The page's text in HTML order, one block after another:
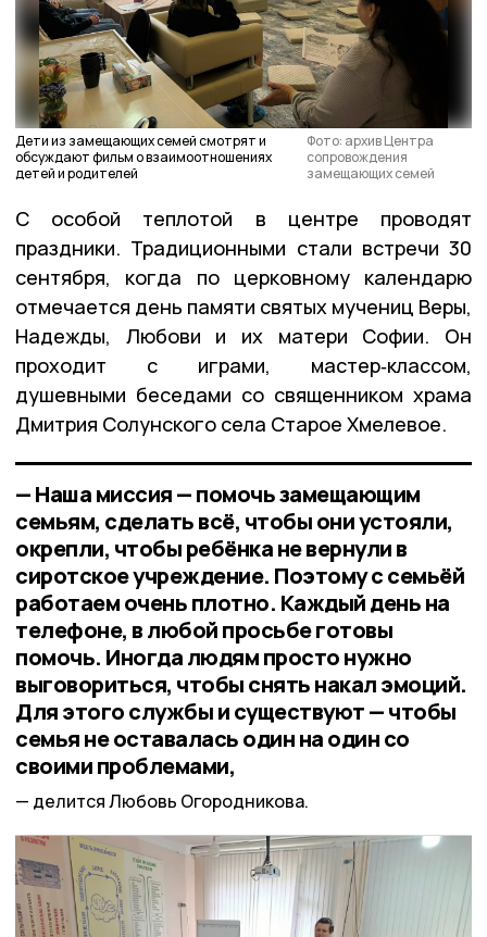
Дети из замещающих семей смотрят и
обсуждают фильм о взаимоотношениях
детей и родителей
Фото: архив Центра
сопровождения
замещающих семей
С особой теплотой в центре проводят
праздники. Традиционными стали встречи 30
сентября, когда по церковному календарю
отмечается день памяти святых мучениц Веры,
Надежды, Любови и их матери Софии. Он
проходит с играми, мастер‑классом,
душевными беседами со священником храма
Дмитрия Солунского села Старое Хмелевое.
— Наша миссия — помочь замещающим
семьям, сделать всё, чтобы они устояли,
окрепли, чтобы ребёнка не вернули в
сиротское учреждение. Поэтому с семьёй
работаем очень плотно. Каждый день на
телефоне, в любой просьбе готовы
помочь. Иногда людям просто нужно
выговориться, чтобы снять накал эмоций.
Для этого службы и существуют — чтобы
семья не оставалась один на один со
своими проблемами,
делится Любовь Огородникова.